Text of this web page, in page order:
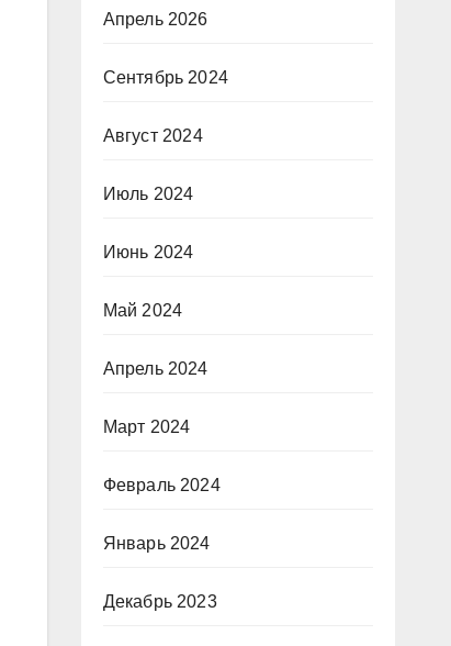
Апрель 2026
Сентябрь 2024
Август 2024
Июль 2024
Июнь 2024
Май 2024
Апрель 2024
Март 2024
Февраль 2024
Январь 2024
Декабрь 2023